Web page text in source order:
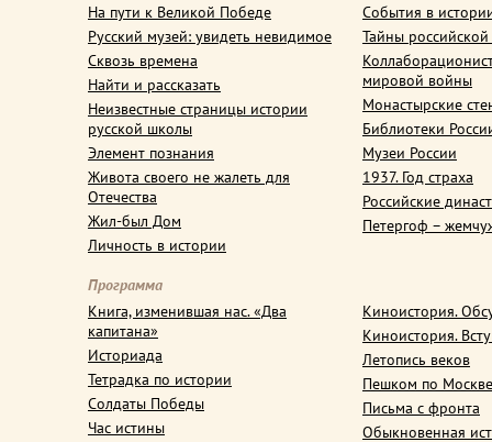
На пути к Великой Победе
Русский музей: увидеть невидимое
Сквозь времена
Найти и рассказать
Неизвестные страницы истории
русской школы
Элемент познания
Живота своего не жалеть для
Отечества
Жил-был Дом
Личность в истории
События в
Тайны
мировой войны
Монастырские
Библиотеки
Музеи России
1937. Год страха
Российские
Петергоф –
Программа
Книга, изменившая нас. «Два
капитана»
Историада
Тетрадка по истории
Солдаты Победы
Час истины
Киноистория.
Киноистория.
Летопись веков
Пешком по Москве
Письма с фронта
Обыкновенная